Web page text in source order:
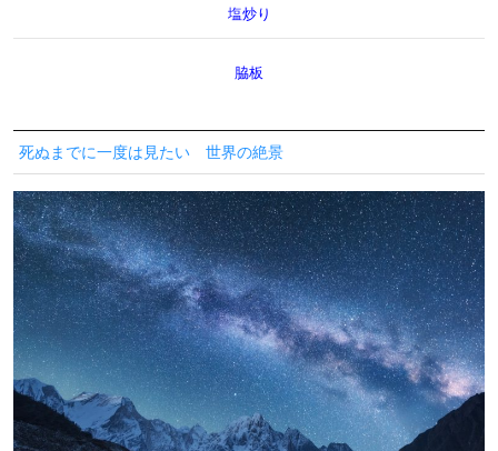
塩炒り
脇板
死ぬまでに一度は見たい 世界の絶景